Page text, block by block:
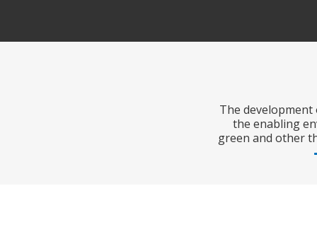
The
the enabling
green and other